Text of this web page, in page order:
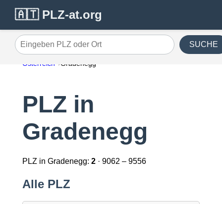
🇦🇹 PLZ-at.org
Eingeben PLZ oder Ort SUCHE
Österreich Gradenegg
PLZ in
Gradenegg
PLZ in Gradenegg: 2· 9062 – 9556
Alle PLZ